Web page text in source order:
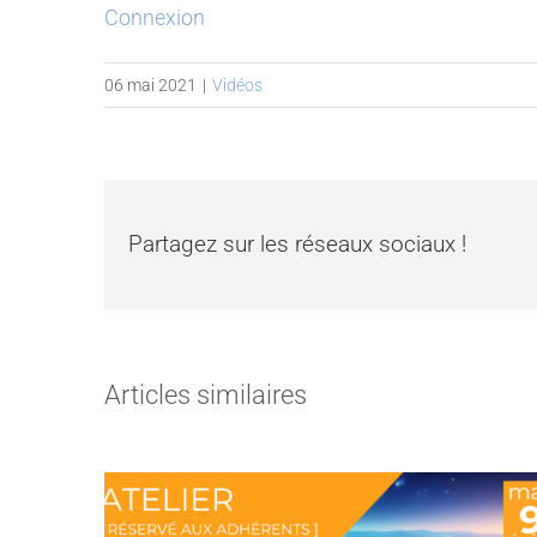
Connexion
06 mai 2021 | Vidéos
Partagez sur les réseaux sociaux !
Articles similaires